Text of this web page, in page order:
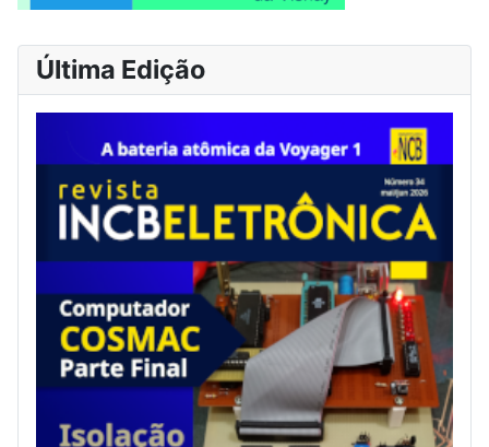
Última Edição